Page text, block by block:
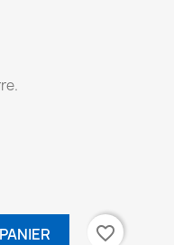
favorite_border